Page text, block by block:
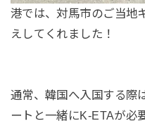
港では、対馬市のご当地
えしてくれました！
通常、韓国へ入国する際
ートと一緒にK-ETAが必